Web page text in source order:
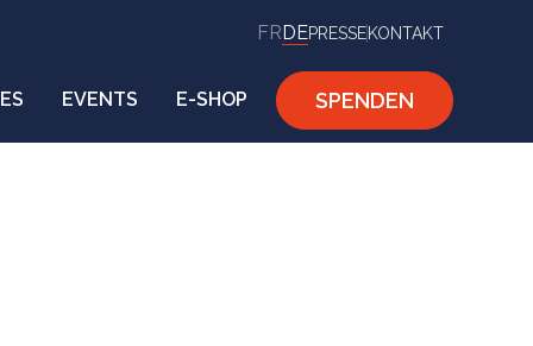
FRDEPRESSEKONTAKT
EVENTS E-SHOP SPENDEN